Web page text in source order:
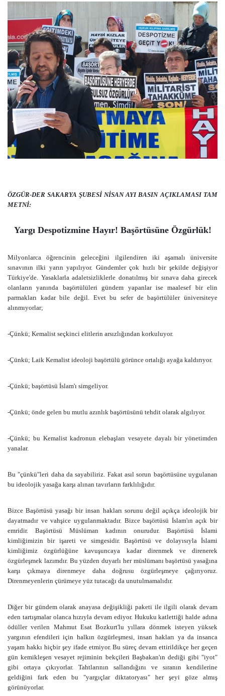
ÖZGÜR-DER SAKARYA ŞUBESİ NİSAN AYI BASIN AÇIKLAMASI TAM
METNİ:
Yargı Despotizmine Hayır! Başörtüsüne Özgürlük!
Milyonlarca öğrencinin geleceğini ilgilendiren iki aşamalı üniversite
sınavının ilki yarın yapılıyor. Gündemler çok hızlı bir şekilde değişiyor
Türkiye'de. Yasaklarla adaletsizliklerle donatılmış bir sınava daha girecek
olanların yanında başörtülüleri gündem yapanlar ise maalesef bir elin
parmakları kadar bile değil. Evet bu sefer de başörtülüler üniversiteye
alınmıyorlar;
-Çünkü; Kemalist seçkinci elitlerin arsızlığından korkuluyor.
-Çünkü; Laik Kemalist ideoloji başörtülü görünce ortalığı ayağa kaldırıyor.
-Çünkü; başörtüsü İslam'ı simgeliyor.
-Çünkü; önde gelen bu mutlu azınlık başörtüsünü tehdit olarak algılıyor.
-Çünkü; bu Kemalist kadronun elebaşları vesayete dayalı bir yönetimden
yanalar.
Bu "çünkü"leri daha da sayabiliriz. Fakat asıl sorun başörtüsüne uygulanan
bu ideolojik yasağa karşı alınan tavırların farklılığıdır.
Bizce Başörtüsü yasağı bir insan hakları sorunu değil açıkça ideolojik bir
dayatmadır ve vahşice uygulanmaktadır. Bizce başörtüsü İslam'ın açık bir
emridir. Başörtüsü Müslüman kadının onurudur. Başörtüsü İslami
kimliğimizin bir işareti ve simgesidir. Başörtüsü ve dolayısıyla İslami
kimliğimiz özgürlüğüne kavuşuncaya kadar direnmek ve direnerek
özgürleşmek lazımdır. Bu yüzden duyarlı her müslümanı başörtüsü yasağına
karşı çıkmaya direnmeye daha doğrusu özgürleşmeye çağırıyoruz.
Direnmeyenlerin çürümeye yüz tutacağı da unutulmamalıdır.
Diğer bir gündem olarak anayasa değişikliği paketi ile ilgili olarak devam
eden tartışmalar olanca hızıyla devam ediyor. Hukuku katlettiği halde adına
ödüller verilen Mahmut Esat Bozkurt'lu yıllara dönmek isteyen yüksek
yargının efendileri için halkın özgürleşmesi, insan hakları ya da insanca
yaşam hakkı hiçbir şey ifade etmiyor. Bu süreç devam ettirildikçe her geçen
gün kemikleşen vesayet rejiminin bekçileri Başbakan'ın dediği gibi "iyot"
gibi ortaya çıkıyorlar. Tahtlarının sallandığını ve sıranın kendilerine
geldiğini fark eden bu "yargıçlar diktatoryası" her şeyi göze almış
görünüyorlar.